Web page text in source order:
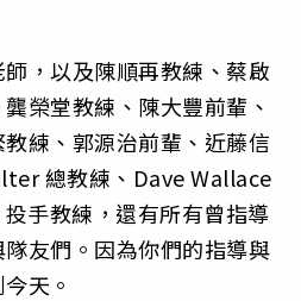
，以及陳順再教練、蔡啟
榮堂教練、陳大豐前輩、
練、郭源治前輩、近藤信
總教練、Dave Wallace
手教練，還有所有曾指導
友們。因為你們的指導與
天。